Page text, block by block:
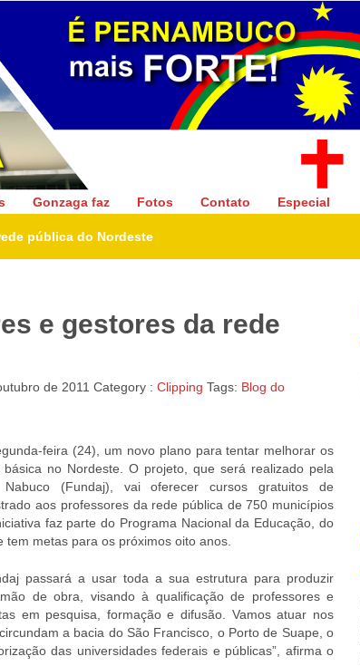
Patriota
Gonzaga faz Fotos Contato Especial
pública do Nordeste
e gestores da rede
de 2011 Category : Clipping Tags: Blog do
feira (24), um novo plano para tentar melhorar os
no Nordeste. O projeto, que será realizado pela
Nabuco (Fundaj), vai oferecer cursos gratuitos de
aos professores da rede pública de 750 municípios
faz parte do Programa Nacional da Educação, do
tem metas para os próximos oito anos.
passará a usar toda a sua estrutura para produzir
de obra, visando à qualificação de professores e
em pesquisa, formação e difusão. Vamos atuar nos
a bacia do São Francisco, o Porto de Suape, o
das universidades federais e públicas”, afirma o